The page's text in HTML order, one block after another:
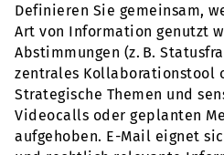
Definieren Sie gemeinsam,
Art von Information genutzt
Abstimmungen (z. B.
zentrales Kollaborationstool
Strategische Themen und
Videocalls oder geplanten
aufgehoben. E-Mail eignet